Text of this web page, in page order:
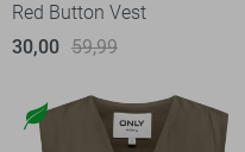
Red Button Vest
30,00 59,99